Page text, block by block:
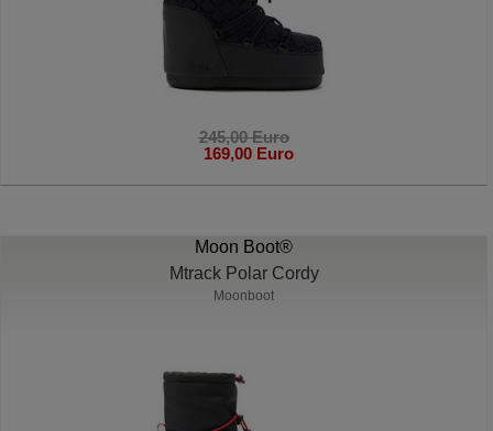
245,00 Euro
169,00 Euro
Moon Boot®
Mtrack Polar Cordy
Moonboot